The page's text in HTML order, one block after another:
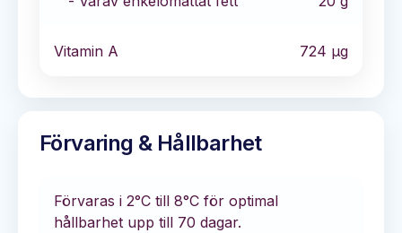
Vitamin A 724 µg
Förvaring & Hållbarhet
Förvaras i 2°C till 8°C för optimal
hållbarhet upp till 70 dagar.